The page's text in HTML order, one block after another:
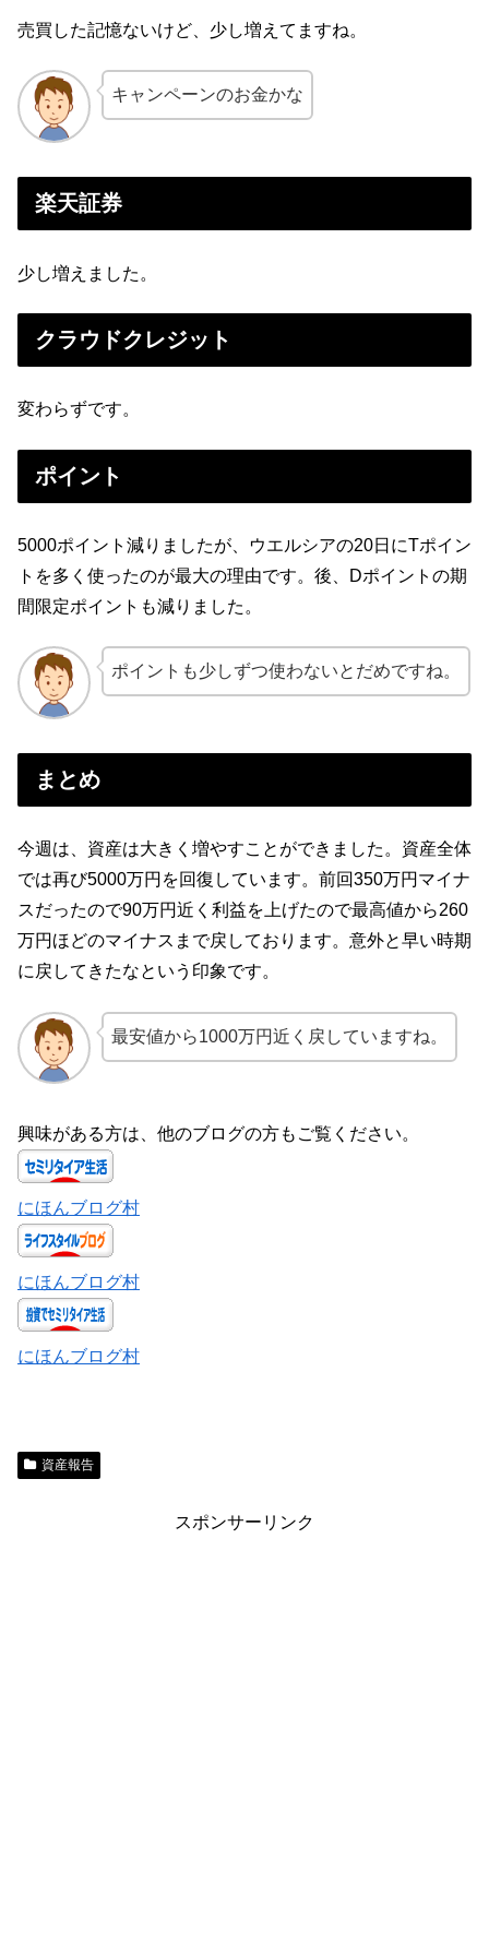
売買した記憶ないけど、少し増えてますね。
キャンペーンのお金かな
楽天証券
少し増えました。
クラウドクレジット
変わらずです。
ポイント
5000ポイント減りましたが、ウエルシアの20日にTポイン
トを多く使ったのが最大の理由です。後、Dポイントの期
間限定ポイントも減りました。
ポイントも少しずつ使わないとだめですね。
まとめ
今週は、資産は大きく増やすことができました。資産全体
では再び5000万円を回復しています。前回350万円マイナ
スだったので90万円近く利益を上げたので最高値から260
万円ほどのマイナスまで戻しております。意外と早い時期
に戻してきたなという印象です。
最安値から1000万円近く戻していますね。
興味がある方は、他のブログの方もご覧ください。
にほんブログ村
にほんブログ村
にほんブログ村
資産報告
スポンサーリンク